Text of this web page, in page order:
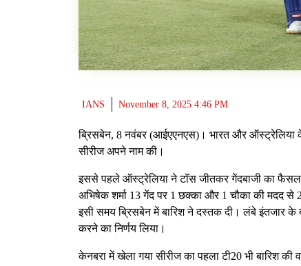
IANS November 8, 2025 4:46 PM
ब्रिसबेन, 8 नवंबर (आईएएनएस)। भारत और ऑस्ट्रेलिया के
सीरीज अपने नाम की।
इससे पहले ऑस्ट्रेलिया ने टॉस जीतकर गेंदबाजी का
अभिषेक शर्मा 13 गेंद पर 1 छक्का और 1 चौका की मदद
इसी समय ब्रिसबेन में बारिश ने दस्तक दी। लंबे इंतजार के
करने का निर्णय लिया।
केनबरा में खेला गया सीरीज का पहला टी20 भी बारिश